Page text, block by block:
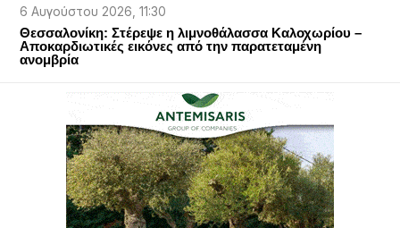
6 Αυγούστου 2026, 11:30
Θεσσαλονίκη: Στέρεψε η λιμνοθάλασσα Καλοχωρίου –
Αποκαρδιωτικές εικόνες από την παρατεταμένη
ανομβρία